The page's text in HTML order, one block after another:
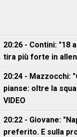
20:26 - Contini: "18
tira più forte in
20:24 - Mazzocchi:
pianse: oltre la
VIDEO
20:22 - Giovane:
preferito. E sulla